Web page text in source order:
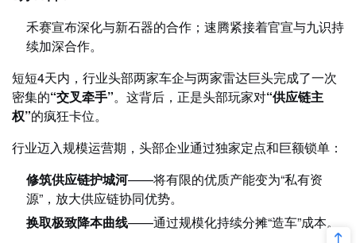
禾赛宣布深化与新石器的合作；速腾紧接着官宣与九识持
续加深合作。
短短4天内，行业头部两家车企与两家雷达巨头完成了一次
密集的“交叉牵手”。这背后，正是头部玩家对“供应链主
权”的疯狂卡位。
行业迈入规模运营期，头部企业通过独家定点和巨额锁单：
修筑供应链护城河——将有限的优质产能变为“私有资
源”，放大供应链协同优势。
换取极致降本曲线——通过规模化持续分摊“造车”成本。